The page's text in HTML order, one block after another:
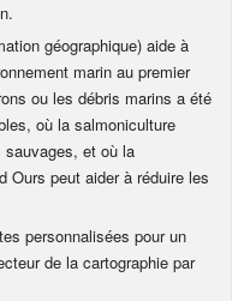
géographique) aide à
marin au premier
ou les débris marins a été
où la salmoniculture
sauvages, et où la
Ours peut aider à réduire les
personnalisées pour un
de la cartographie par